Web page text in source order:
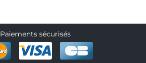
Paiements sécurisés